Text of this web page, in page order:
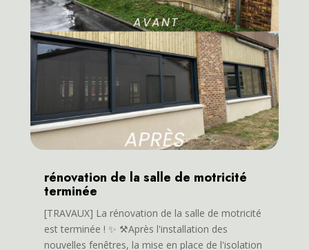
rénovation de la salle de motricité
terminée
[TRAVAUX] La rénovation de la salle de motricité
est terminée ! ✨ ⚒️Après l'installation des
nouvelles fenêtres, la mise en place de l'isolation